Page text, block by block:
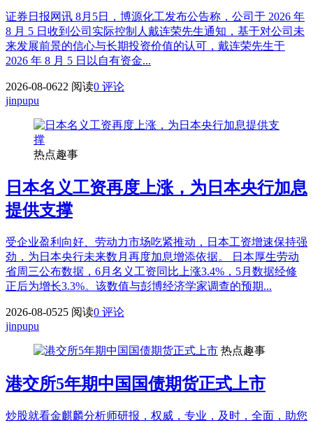
证券日报网讯 8月5日，博源化工发布公告称，公司于 2026 年
8 月 5 日收到公司实际控制人戴连荣先生通知，基于对公司未
来发展前景的信心与长期投资价值的认可，戴连荣先生于
2026 年 8 月 5 日以自有资金...
2026-08-0622 阅读0 评论
jinpupu
热点趣事
日本名义工资再度上涨，为日本央行加息
提供支撑
受企业盈利向好、劳动力市场吃紧推动，日本工资增速保持强
劲，为日本央行未来数月再度加息增添依据。 日本厚生劳动
省周三公布数据，6月名义工资同比上涨3.4%，5月数据经修
正后为增长3.3%。该数值与彭博经济学家调查的预期...
2026-08-0525 阅读0 评论
jinpupu
热点趣事
港交所5年期中国国债期货正式上市
炒股就看金麒麟分析师研报，权威，专业，及时，全面，助您